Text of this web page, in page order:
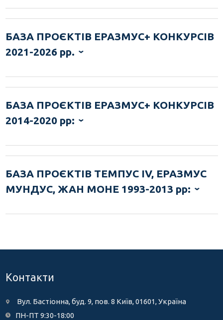
БАЗА ПРОЄКТІВ ЕРАЗМУС+ КОНКУРСІВ
2021-2026 рр.
БАЗА ПРОЄКТІВ ЕРАЗМУС+ КОНКУРСІВ
2014-2020 рр:
БАЗА ПРОЄКТІВ ТЕМПУС IV, ЕРАЗМУС
МУНДУС, ЖАН МОНЕ1993-2013 рр:
Контакти
Вул. Бастіонна, буд. 9, пов. 8 Київ, 01601, Україна
ПН-ПТ 9:30-18:00